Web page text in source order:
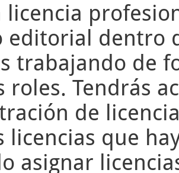
licencia
editorial dentro
trabajando de
roles. Tendrás
de
licencias que
asignar